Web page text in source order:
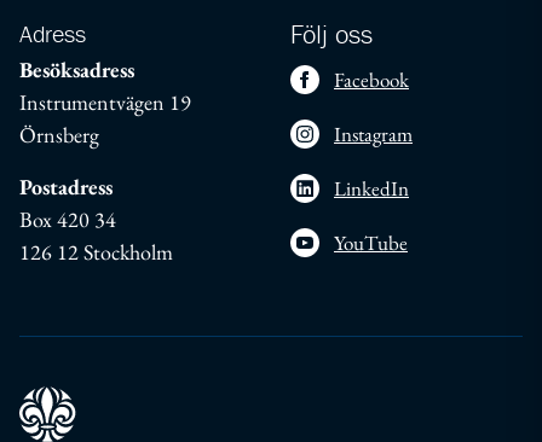
Adress
Besöksadress
Instrumentvägen 19
Örnsberg
Postadress
Box 420 34
126 12 Stockholm
Följ oss
Facebook
Instagram
LinkedIn
YouTube